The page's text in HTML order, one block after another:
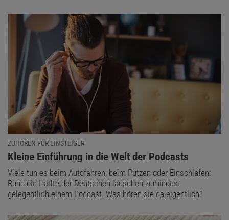
ZUHÖREN FÜR EINSTEIGER
:
Kleine Einführung in die Welt der Podcasts
Viele tun es beim Autofahren, beim Putzen oder Einschlafen:
Rund die Hälfte der Deutschen lauschen zumindest
gelegentlich einem Podcast. Was hören sie da eigentlich?